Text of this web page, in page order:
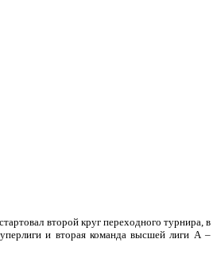
второй круг переходного турнира, в
и вторая команда высшей лиги А –